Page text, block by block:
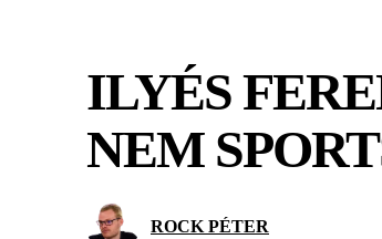
ILYÉS
NEM
ROCK PÉTER